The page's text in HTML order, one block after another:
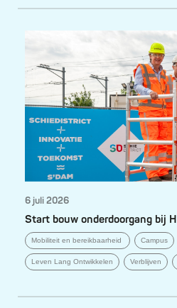
6 juli 2026
Start bouw onderdoorgang bij
Mobiliteit en bereikbaarheid Campus
Leven Lang Ontwikkelen Verblijven